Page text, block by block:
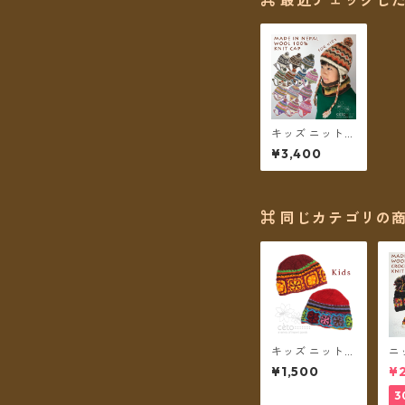
キッズ ニット帽
帽子 耳あて 耳
つき ボンボン
ネパールウール
子 【メール便送
料無料】
¥3,400
⌘ 同じカテゴリの
キッズ ニット帽
ビーニー ウール
フリース裏地付
¥1,500
ニ
ー
ガ